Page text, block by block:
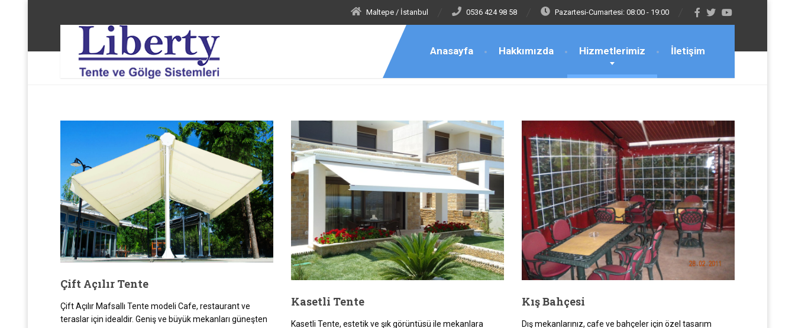
Maltepe / İstanbul 0536 424 98 58 Pazartesi-Cumartesi: 08:00 - 19:00
Anasayfa Hakkımızda Hizmetlerimiz İletişim
Liberty Tente ve Gölge Sistemleri Hizmetlerimiz
Çift Açılır Tente
Çift Açılır Mafsallı Tente modeli Cafe, restaurant ve
teraslar için idealdir. Geniş ve büyük mekanları güneşten
Kasetli Tente
Kasetli Tente, estetik ve şık görüntüsü ile mekanlara
Kış Bahçesi
Dış mekanlarınız, cafe ve bahçeler için özel tasarım